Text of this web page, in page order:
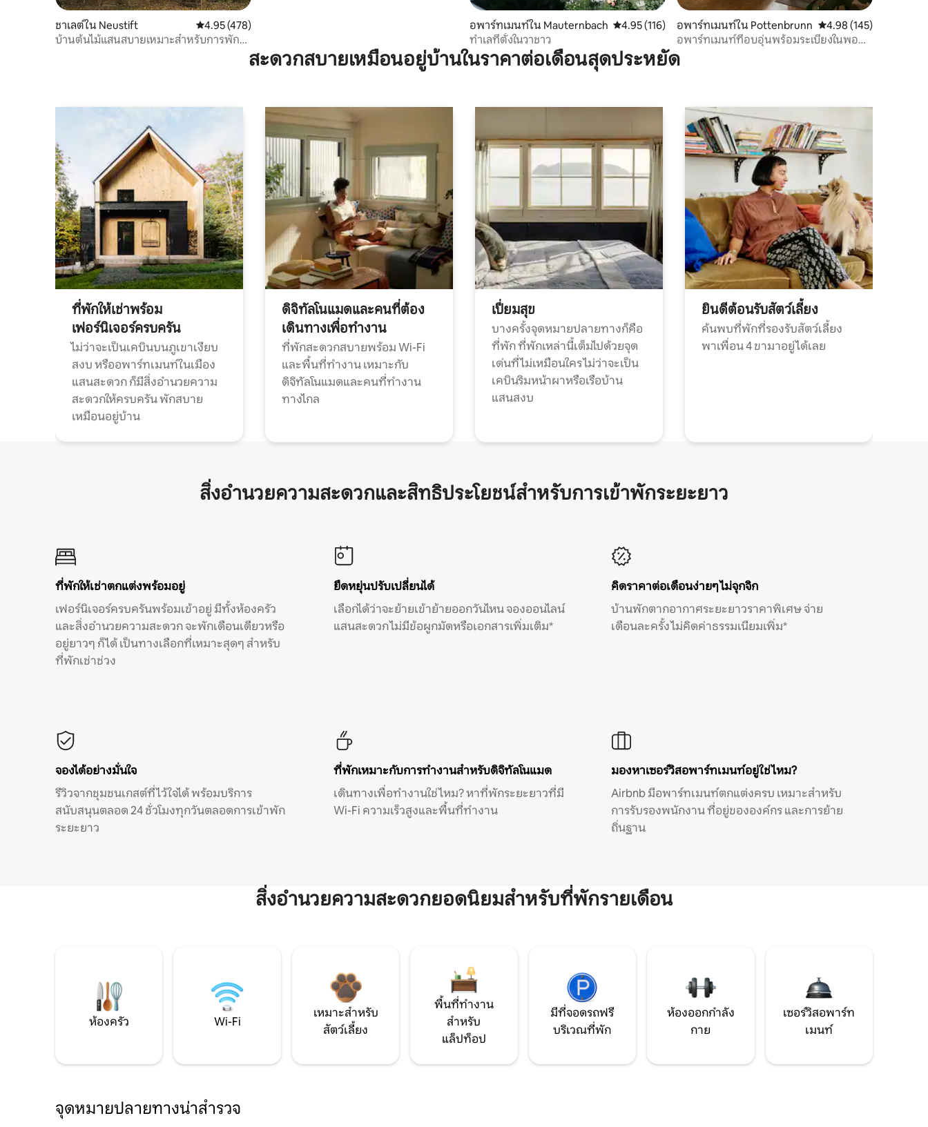
ชาเลต์ใน Neustift คะแนนเฉลี่ย 4.95 จาก 5, 478 รีวิว
4.95 (478)
บ้านต้นไม้แสนสบายเหมาะสำหรับการพัก
อพาร์ทเมนท์ใน Mauternbach คะแนนเฉลี่ย 4.95 จาก 5, 116 รีวิว
4.95 (116)
ทำเลที่ตั้งในวาชาว
อพาร์ทเมนท์ใน Pottenbrunn คะแนนเฉลี่ย 4.98 จาก
4.98 (145)
อพาร์ทเมนท์ที่อบอุ่นพร้อมระเบียงในพอต
เทนบรุนน์
สะดวกสบายเหมือนอยู่บ้านในราคาต่อเดือนสุดประหยัด
ที่พักให้เช่าพร้อม
เฟอร์นิเจอร์ครบครัน
ไม่ว่าจะเป็นเคบินบนภูเขาเงียบ
สงบ หรืออพาร์ทเมนท์ในเมือง
แสนสะดวก ก็มีสิ่งอำนวยความ
สะดวกให้ครบครัน พักสบาย
เหมือนอยู่บ้าน
ดิจิทัลโนแมดและคนที่ต้อง
เดินทางเพื่อทำงาน
ที่พักสะดวกสบายพร้อม Wi-Fi
และพื้นที่ทำงาน เหมาะกับ
ดิจิทัลโนแมดและคนที่ทำงาน
ทางไกล
เปี่ยมสุข
บางครั้งจุดหมายปลายทางก็คือ
ที่พัก ที่พักเหล่านี้เต็มไปด้วยจุด
เด่นที่ไม่เหมือนใคร ไม่ว่าจะเป็น
เคบินริมหน้าผาหรือเรือบ้าน
แสนสงบ
ยินดีต้อนรับสัตว์เลี้ยง
ค้นพบที่พักที่รองรับสัตว์เลี้ยง
พาเพื่อน 4 ขามาอยู่ได้เลย
สิ่งอำนวยความสะดวกและสิทธิประโยชน์สำหรับการเข้าพักระยะยาว
ที่พักให้เช่าตกแต่งพร้อมอยู่
เฟอร์นิเจอร์ครบครันพร้อมเข้าอยู่ มีทั้งห้องครัว
และสิ่งอำนวยความสะดวก จะพักเดือนเดียวหรือ
อยู่ยาวๆ ก็ได้ เป็นทางเลือกที่เหมาะสุดๆ สำหรับ
ที่พักเช่าช่วง
ยืดหยุ่นปรับเปลี่ยนได้
เลือกได้ว่าจะย้ายเข้าย้ายออกวันไหน จองออนไลน์
แสนสะดวก ไม่มีข้อผูกมัดหรือเอกสารเพิ่มเติม*
คิดราคาต่อเดือนง่ายๆ ไม่จุกจิก
บ้านพักตากอากาศระยะยาวราคาพิเศษ จ่าย
เดือนละครั้ง ไม่คิดค่าธรรมเนียมเพิ่ม*
จองได้อย่างมั่นใจ
รีวิวจากชุมชนเกสต์ที่ไว้ใจได้ พร้อมบริการ
สนับสนุนตลอด 24 ชั่วโมงทุกวันตลอดการเข้าพัก
ระยะยาว
ที่พักเหมาะกับการทำงานสำหรับดิจิทัลโนแมด
เดินทางเพื่อทำงานใช่ไหม? หาที่พักระยะยาวที่มี
Wi-Fi ความเร็วสูงและพื้นที่ทำงาน
มองหาเซอร์วิสอพาร์ทเมนท์อยู่ใช่ไหม?
Airbnb มีอพาร์ทเมนท์ตกแต่งครบ เหมาะสำหรับ
การรับรองพนักงาน ที่อยู่ขององค์กร และการย้าย
ถิ่นฐาน
สิ่งอำนวยความสะดวกยอดนิยมสำหรับที่พักรายเดือน
ห้องครัว Wi-Fi
เหมาะสำหรับ
สัตว์เลี้ยง
พื้นที่ทำงาน
สำหรับ
แล็ปท็อป
มีที่จอดรถฟรี
บริเวณที่พัก
ห้องออกกำลัง
กาย
เซอร์วิสอพาร์ท
เมนท์
จุดหมายปลายทางน่าสำรวจ